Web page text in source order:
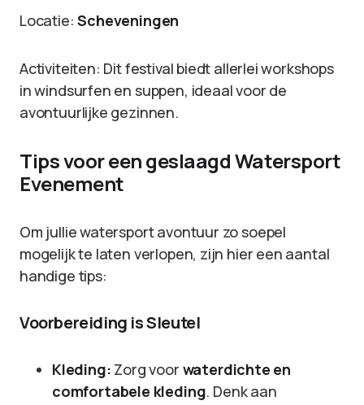
Locatie:Scheveningen
Activiteiten: Dit festival biedt allerlei workshops
in windsurfen en suppen, ideaal voor de
avontuurlijke gezinnen.
Tips voor een geslaagd Watersport
Evenement
Om jullie watersport avontuur zo soepel
mogelijk te laten verlopen, zijn hier een aantal
handige tips:
Voorbereiding is Sleutel
Kleding: Zorg voor waterdichte en
comfortabele kleding. Denk aan